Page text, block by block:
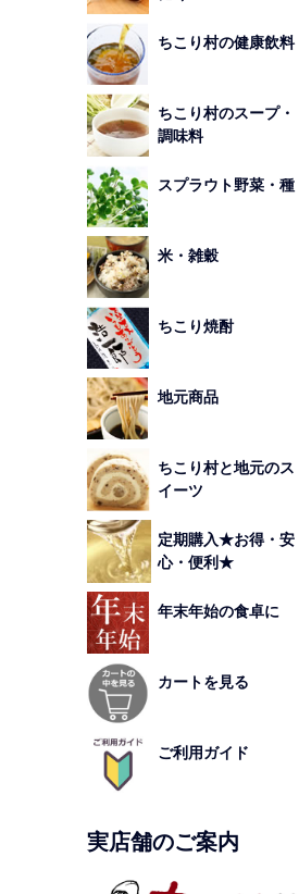
ちこり村の健康飲料
ちこり村のスープ・
調味料
スプラウト野菜・種
米・雑穀
ちこり焼酎
地元商品
ちこり村と地元のス
イーツ
定期購入★お得・安
心・便利★
年末年始の食卓に
カートを見る
ご利用ガイド
実店舗のご案内